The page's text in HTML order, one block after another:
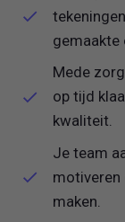
gemaakte
Mede
op tijd
kwaliteit.
Je team
motiveren
maken.